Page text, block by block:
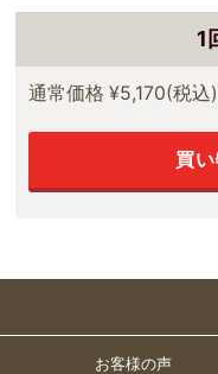
1
通常価格¥5,170(税込)
買
お客様の声